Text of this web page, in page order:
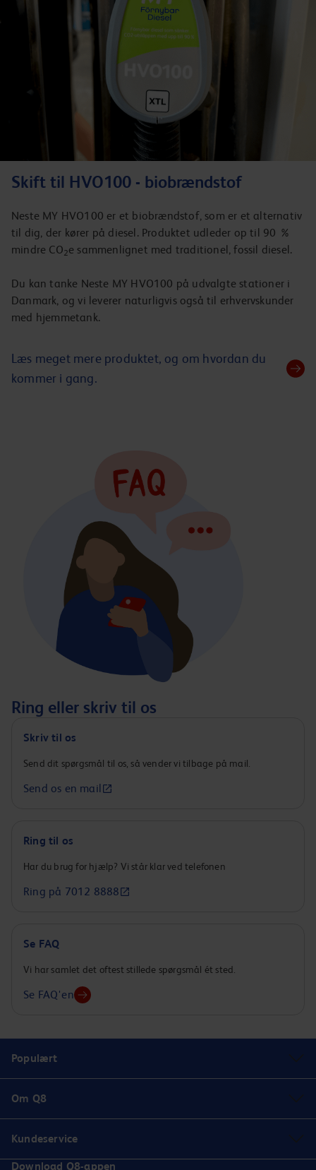
Skift til HVO100 - biobrændstof
Neste MY HVO100 er et biobrændstof, som er et alternativ
til dig, der kører på diesel. Produktet udleder op til 90 %
mindre CO2e sammenlignet med traditionel, fossil diesel.
Du kan tanke Neste MY HVO100 på udvalgte stationer i
Danmark, og vi leverer naturligvis også til erhvervskunder
med hjemmetank.
Læs meget mere produktet, og om hvordan du
kommer i gang.
Ring eller skriv til os
Skriv til os
Send dit spørgsmål til os, så vender vi tilbage på mail.
Send os en mail
Ring til os
Har du brug for hjælp? Vi står klar ved telefonen
Ring på 7012 8888
Se FAQ
Vi har samlet det oftest stillede spørgsmål ét sted.
Se FAQ'en
Populært
Om Q8
Kundeservice
Download Q8-appen